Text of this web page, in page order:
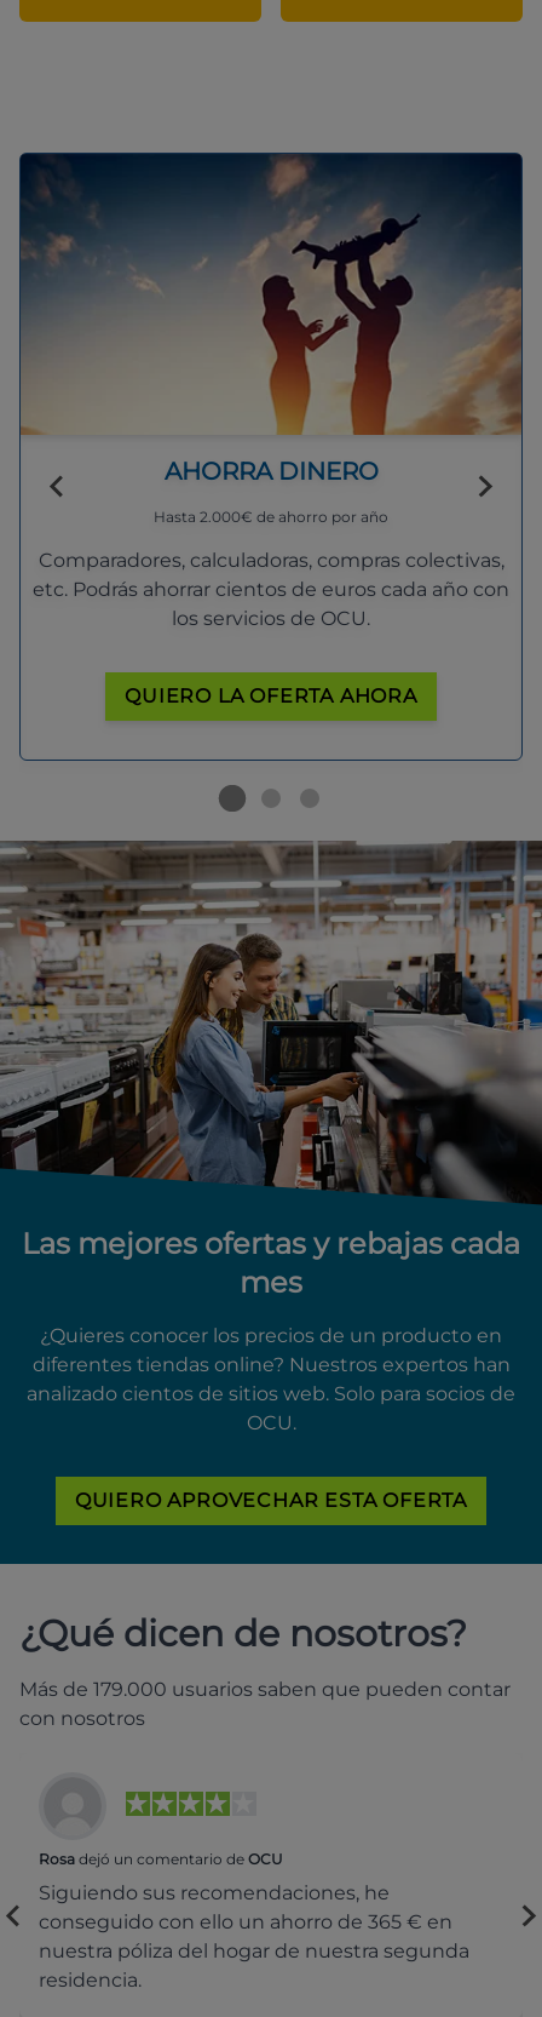
AHORRA DINERO
Hasta 2.000€ de ahorro por año
Comparadores, calculadoras, compras colectivas,
etc. Podrás ahorrar cientos de euros cada año con
los servicios de OCU.
QUIERO LA OFERTA AHORA
Las mejores ofertas y rebajas cada
mes
¿Quieres conocer los precios de un producto en
diferentes tiendas online? Nuestros expertos han
analizado cientos de sitios web. Solo para socios de
OCU.
QUIERO APROVECHAR ESTA OFERTA
¿Qué dicen de nosotros?
Más de 179.000 usuarios saben que pueden contar
con nosotros
Rosa dejó un comentario de OCU
Siguiendo sus recomendaciones, he
conseguido con ello un ahorro de 365 € en
nuestra póliza del hogar de nuestra segunda
residencia.